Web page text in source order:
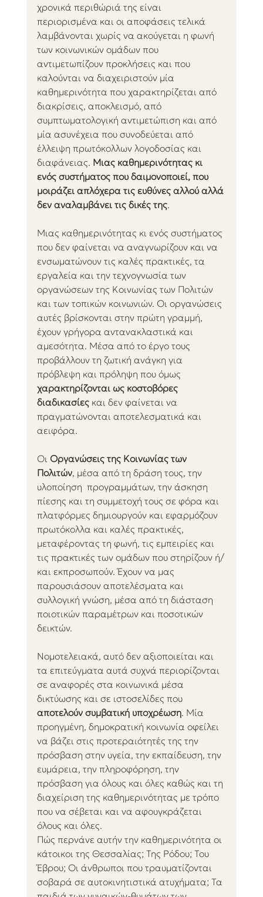
χρονικά περιθώριά της είναι
περιορισμένα και οι αποφάσεις τελικά
λαμβάνονται χωρίς να ακούγεται η φωνή
των κοινωνικών ομάδων που
αντιμετωπίζουν προκλήσεις και που
καλούνται να διαχειριστούν μία
καθημερινότητα που χαρακτηρίζεται από
διακρίσεις, αποκλεισμό, από
συμπτωματολογική αντιμετώπιση και από
μία ασυνέχεια που συνοδεύεται από
έλλειψη πρωτόκολλων λογοδοσίας και
διαφάνειας. Μιας καθημερινότητας κι
ενός συστήματος που δαιμονοποιεί, που
μοιράζει απλόχερα τις ευθύνες αλλού αλλά
δεν αναλαμβάνει τις δικές της.
Μιας καθημερινότητας κι ενός συστήματος
που δεν φαίνεται να αναγνωρίζουν και να
ενσωματώνουν τις καλές πρακτικές, τα
εργαλεία και την τεχνογνωσία των
οργανώσεων της Κοινωνίας των Πολιτών
και των τοπικών κοινωνιών. Οι οργανώσεις
αυτές βρίσκονται στην πρώτη γραμμή,
έχουν γρήγορα αντανακλαστικά και
αμεσότητα. Μέσα από το έργο τους
προβάλλουν τη ζωτική ανάγκη για
πρόβλεψη και πρόληψη που όμως
χαρακτηρίζονται ως κοστοβόρες
διαδικασίες και δεν φαίνεται να
πραγματώνονται αποτελεσματικά και
αειφόρα.
Οι Οργανώσεις της Κοινωνίας των
Πολιτών, μέσα από τη δράση τους, την
υλοποίηση  προγραμμάτων, την άσκηση
πίεσης και τη συμμετοχή τους σε φόρα και
πλατφόρμες δημιουργούν και εφαρμόζουν
πρωτόκολλα και καλές πρακτικές,
μεταφέροντας τη φωνή, τις εμπειρίες και
τις πρακτικές των ομάδων που στηρίζουν ή/
και εκπροσωπούν. Έχουν να μας
παρουσιάσουν αποτελέσματα και
συλλογική γνώση, μέσα από τη διάσταση
ποιοτικών παραμέτρων και ποσοτικών
δεικτών.
Νομοτελειακά, αυτό δεν αξιοποιείται και
τα επιτεύγματα αυτά συχνά περιορίζονται
σε αναφορές στα κοινωνικά μέσα
δικτύωσης και σε ιστοσελίδες που
αποτελούν συμβατική υποχρέωση. Μία
προηγμένη, δημοκρατική κοινωνία οφείλει
να βάζει στις προτεραιότητές της την
πρόσβαση στην υγεία, την εκπαίδευση, την
ευμάρεια, την πληροφόρηση, την
πρόσβαση για όλους και όλες καθώς και τη
διαχείριση της καθημερινότητας με τρόπο
που να σέβεται και να αφουγκράζεται
όλους και όλες.
Πώς περνάνε αυτήν την καθημερινότητα οι
κάτοικοι της Θεσσαλίας; Της Ρόδου; Του
Έβρου; Οι άνθρωποι που τραυματίζονται
σοβαρά σε αυτοκινητιστικά ατυχήματα; Τα